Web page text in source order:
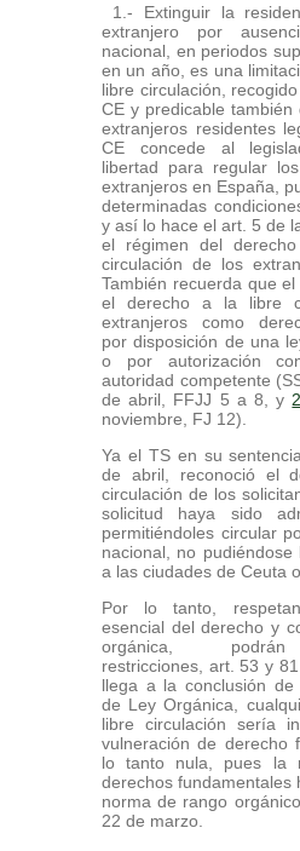
1.- Extinguir la
extranjero por
nacional, en periodos
en un año, es una
libre circulación,
CE y predicable también
extranjeros residentes
CE concede al
libertad para regular
extranjeros en España,
determinadas
y así lo hace el art. 5 de
el régimen del
circulación de los
También recuerda que
el derecho a la libre
extranjeros como
por disposición de una
o por autorización
autoridad competente
de abril, FFJJ 5 a 8, y
noviembre, FJ 12).
Ya el TS en su
de abril, reconoció el
circulación de los
solicitud haya sido
permitiéndoles circular
nacional, no pudiéndose
a las ciudades de Ceuta
Por lo tanto,
esencial del derecho y
orgánica, podrán
restricciones, art. 53 y
llega a la conclusión
de Ley Orgánica,
libre circulación sería
vulneración de derecho
lo tanto nula, pues la
derechos fundamentales
norma de rango
22 de marzo.